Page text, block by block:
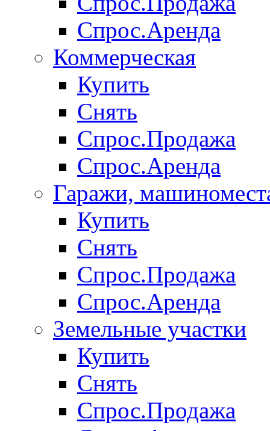
Спрос.Аренда
Коммерческая
Купить
Снять
Спрос.Продажа
Спрос.Аренда
Гаражи,
Купить
Снять
Спрос.Продажа
Спрос.Аренда
Земельные участки
Купить
Снять
Спрос.Продажа